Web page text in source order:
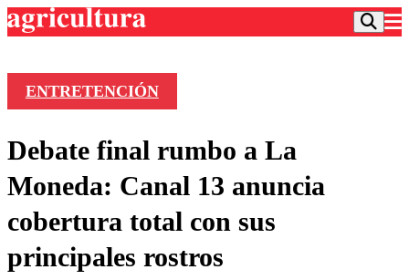
Frecuencias
Agricultura TV
Deportes
Colo Colo
Motor
Entretención
Noticias
Vida Social
ENTRETENCIÓN
Debate final rumbo a La
Moneda: Canal 13 anuncia
cobertura total con sus
principales rostros